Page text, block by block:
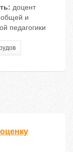
доцент
и
педагогики